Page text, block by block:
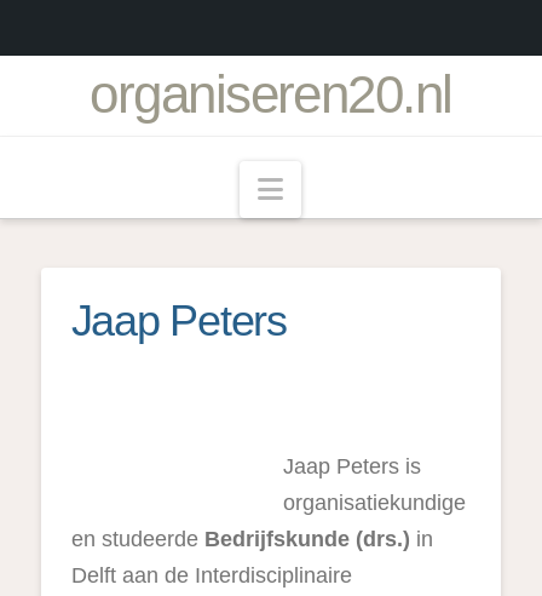
organiseren20.nl
Navigation
Jaap Peters
Jaap Peters is
organisatiekundige
en studeerde Bedrijfskunde (drs.) in
Delft aan de Interdisciplinaire